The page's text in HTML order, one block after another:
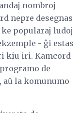
nombroj
nepre desegnas
ke popularaj ludoj
- ĝi estas
kiu iri. Kamcord
de
la komunumo